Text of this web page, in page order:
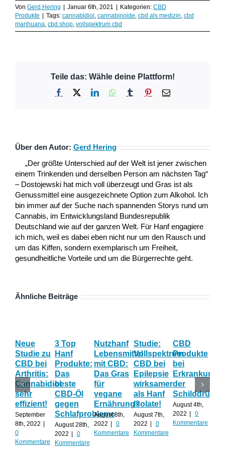
Von Gerd Hering | Januar 6th, 2021 | Kategorien: CBD
Produkte | Tags: cannabidiol, cannabinoide, cbd als medizin, cbd
marihuana, cbd shop, vollspektrum cbd
Teile das: Wähle deine Plattform!
Facebook LinkedInWhatsApp
Tumblr Pinterest
E-
Über den Autor: Gerd Hering
„Der größte Unterschied auf der Welt ist jener zwischen
einem Trinkenden und derselben Person am nächsten Tag“
– Dostojewski hat mich voll überzeugt und Gras ist als
Genussmittel eine ausgezeichnete Option zum Alkohol. Ich
bin immer auf der Suche nach spannenden Storys rund um
Cannabis, im Entwicklungsland Bundesrepublik
Deutschland wie auf der ganzen Welt. Für Hanf engagiere
ich mich, weil es dabei eben nicht nur um den Rausch und
um das Kiffen, sondern exemplarisch um Freiheit,
gesundheitliche Vorteile und um die Bürgerrechte geht.
Ähnliche Beiträge
Neue
Studie zu
CBD bei
Arthritis:
Cannabidiol
sehr
effizient!
September
8th, 2022
0
Kommentare
3 Top
Hanf
Produkte:
Das
beste
CBD-Öl
gegen
Schlafprobleme
August 28th,
2022
0
Kommentare
Nutzhanf
Lebensmittel
mit CBD:
Das Gras
für
vegane
Ernährung?
August 8th,
2022
0
Kommentare
Studie:
Vollspektrum
CBD bei
Epilepsie
wirksamer
als Hanf
Isolate!
August 7th,
2022
0
Kommentare
CBD
Produkte
bei
der
Schilddrüse
August 4th,
2022
0
Kommentare